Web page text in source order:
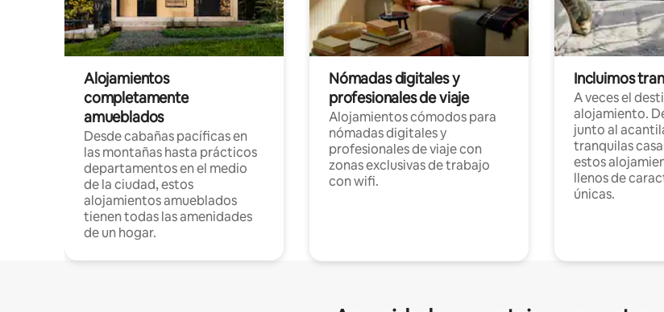
Alojamientos
completamente
amueblados
Desde cabañas pacíficas en
las montañas hasta prácticos
departamentos en el medio
de la ciudad, estos
alojamientos amueblados
tienen todas las amenidades
de un hogar.
Nómadas digitales y
profesionales de viaje
Alojamientos cómodos para
nómadas digitales y
profesionales de viaje con
zonas exclusivas de trabajo
con wifi.
Incluimos
A veces el
alojamiento.
junto al
tranquilas
estos
llenos de
únicas.